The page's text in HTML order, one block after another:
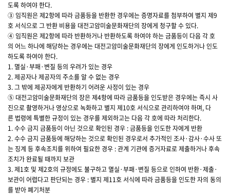
도록 하여야 한다.
③ 임직원은 제2항에 따라 금품등을 반환한 경우에는 증명자료를 첨부하여 별지 제9
호 서식으로 그 반환 비용을 대전고암미술문화재단의 장에게 청구할 수 있다.
④ 임직원은 제2항에 따라 반환하거나 반환하도록 하여야 하는 금품등이 다음 각 호
의 어느 하나에 해당하는 경우에는 대전고암미술문화재단의 장에게 인도하거나 인도
하도록 하여야 한다.
1. 멸실·부패·변질 등의 우려가 있는 경우
2. 제공자나 제공자의 주소를 알 수 없는 경우
3. 그 밖에 제공자에게 반환하기 어려운 사정이 있는 경우
⑤ 대전고암미술문화재단의 장은 제4항에 따라 금품등을 인도받은 경우에는 즉시 사
진으로 촬영하거나 영상으로 녹화하고 별지 제10호 서식으로 관리하여야 하며, 다
른 법령에 특별한 규정이 있는 경우를 제외하고는 다음 각 호에 따라 처리한다.
1. 수수 금지 금품등이 아닌 것으로 확인된 경우 : 금품등을 인도한 자에게 반환
2. 수수 금지 금품등에 해당하는 것으로 확인된 경우로서 추가적인 조사·감사·수사 또
는 징계 등 후속조치를 위하여 필요한 경우 : 관계 기관에 증거자료로 제출하거나 후속
조치가 완료될 때까지 보관
3. 제1호 및 제2호의 규정에도 불구하고 멸실·부패·변질 등으로 인하여 반환·제출·
보관이 어렵다고 판단되는 경우 : 별지 제11호 서식에 따라 금품등을 인도한 자의 동의
를 받아 폐기처분